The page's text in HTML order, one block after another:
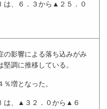
は、６．３から▲２５．０
の影響による落ち込みがみ
調に推移している。
増となった。
は、▲３２．０から▲６